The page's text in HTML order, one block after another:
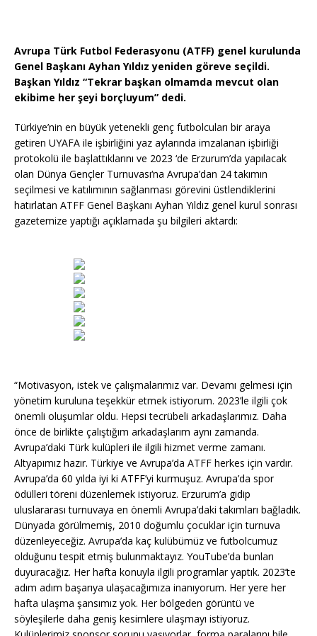
e
b
o
o
k
te
r
s
A
p
p
a
g
e
y
Li
n
k
n
Avrupa Türk Futbol Federasyonu (ATFF) genel kurulunda
Genel Başkanı Ayhan Yıldız yeniden göreve seçildi.
Başkan Yıldız “Tekrar başkan olmamda mevcut olan
ekibime her şeyi borçluyum” dedi.
Türkiye’nin en büyük yetenekli genç futbolcuları bir araya
getiren UYAFA ile işbirliğini yaz aylarında imzalanan işbirliği
protokolü ile başlattıklarını ve 2023 ‘de Erzurum’da yapılacak
olan Dünya Gençler Turnuvası‘na Avrupa’dan 24 takımın
seçilmesi ve katılımının sağlanması görevini üstlendiklerini
hatırlatan ATFF Genel Başkanı Ayhan Yıldız genel kurul sonrası
gazetemize yaptığı açıklamada şu bilgileri aktardı:
“Motivasyon, istek ve çalışmalarımız var. Devamı gelmesi için
yönetim kuruluna teşekkür etmek istiyorum. 2023’le ilgili çok
önemli oluşumlar oldu. Hepsi tecrübeli arkadaşlarımız. Daha
önce de birlikte çalıştığım arkadaşlarım aynı zamanda.
Avrupa’daki Türk kulüpleri ile ilgili hizmet verme zamanı.
Altyapımız hazır. Türkiye ve Avrupa’da ATFF herkes için vardır.
Avrupa’da 60 yılda iyi ki ATFF’yi kurmuşuz. Avrupa’da spor
ödülleri töreni düzenlemek istiyoruz. Erzurum’a gidip
uluslararası turnuvaya en önemli Avrupa’daki takımları bağladık.
Dünyada görülmemiş, 2010 doğumlu çocuklar için turnuva
düzenleyeceğiz. Avrupa’da kaç kulübümüz ve futbolcumuz
olduğunu tespit etmiş bulunmaktayız. YouTube’da bunları
duyuracağız. Her hafta konuyla ilgili programlar yaptık. 2023’te
adım adım başarıya ulaşacağımıza inanıyorum. Her yere her
hafta ulaşma şansımız yok. Her bölgeden görüntü ve
söyleşilerle daha geniş kesimlere ulaşmayı istiyoruz.